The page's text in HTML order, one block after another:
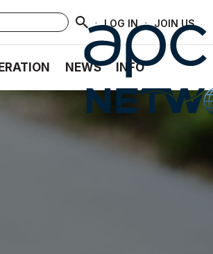
· LOG IN · JOIN US
NEWS INFO